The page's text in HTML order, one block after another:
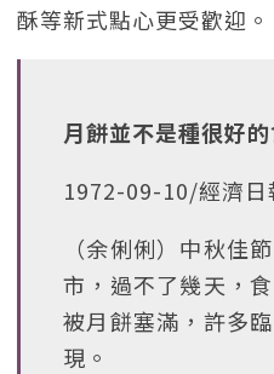
酥等新式點心更受歡迎。
月餅並不是種很好
1972-09-10/經濟日
（余俐俐）中秋佳
市，過不了幾天，
被月餅塞滿，許多
現。